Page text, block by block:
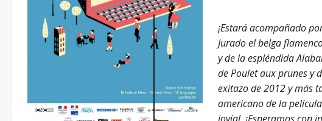
¡Estará acompañado
Jurado el belga
y de la espléndida
de Poulet aux prunes y
exitazo de 2012 y más
americano de la